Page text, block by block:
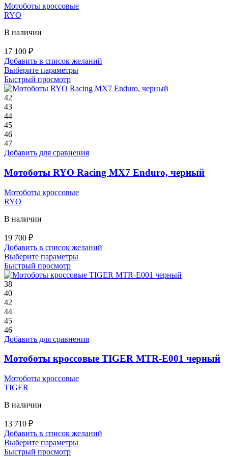
Мотоботы кроссовые
RYO
В наличии
17 100 ₽
Добавить в список желаний
Выберите параметрыЭтот
имеет
странице
Быстрый просмотр
42
43
44
45
46
47
Добавить для сравнения
Мотоботы RYO Racing MX7 Enduro, черный
Мотоботы кроссовые
RYO
В наличии
19 700 ₽
Добавить в список желаний
Выберите параметрыЭтот
имеет
странице
Быстрый просмотр
38
40
42
44
45
46
Добавить для сравнения
Мотоботы кроссовые TIGER MTR-E001 черный
Мотоботы кроссовые
TIGER
В наличии
13 710 ₽
Добавить в список желаний
Выберите параметрыЭтот
Быстрый просмотр